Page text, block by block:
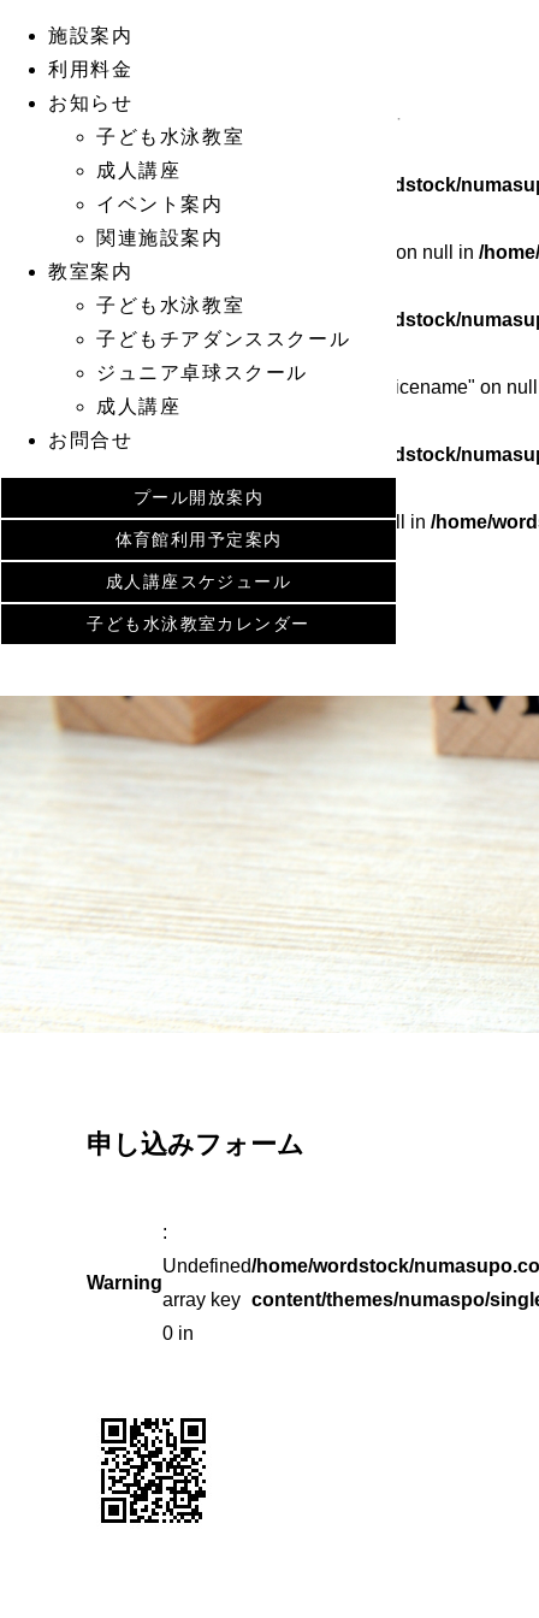
施設案内
利用料金
お知らせ
子ども水泳教室
成人講座
イベント案内
関連施設案内
教室案内
子ども水泳教室
子どもチアダンススクール
ジュニア卓球スクール
成人講座
お問合せ
プール開放案内
体育館利用予定案内
成人講座スケジュール
子ども水泳教室カレンダー
Warning: Undefined array key 0 in
Warning: Attempt to read property "cat_ID" on null in /home/
: Undefined array key 0 in /home/wordstock/
: Attempt to read property "cat_name" on null in /
: Undefined array key 0 in /home/wordstock/
: Attempt to read property "category_nicename" on
Warning : Undefined array key 0 in /home/wordstock/
Warning: Attempt to read property "slug" on null in /home/
申し込みフォーム
Warning
:
Undefined
array key
0 in
/home/wordstock/
content/themes/numaspo/